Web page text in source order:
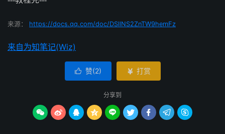
来源： https://docs.qq.com/doc/DSllNS2ZnTW9hemFz
来自为知笔记(Wiz)
 赞(2)  打赏
分享到
        